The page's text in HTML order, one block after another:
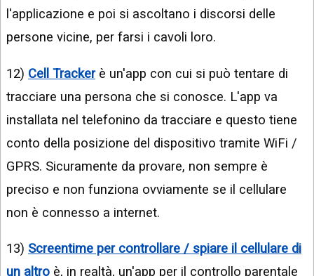
l'applicazione e poi si ascoltano i discorsi delle
persone vicine, per farsi i cavoli loro.
12) Cell Trackerè un'app con cui si può tentare di
tracciare una persona che si conosce. L'app va
installata nel telefonino da tracciare e questo tiene
conto della posizione del dispositivo tramite WiFi /
GPRS. Sicuramente da provare, non sempre è
preciso e non funziona ovviamente se il cellulare
non è connesso a internet.
13) Screentime per controllare / spiare il cellulare di
un altro è, in realtà, un'app per il controllo parentale